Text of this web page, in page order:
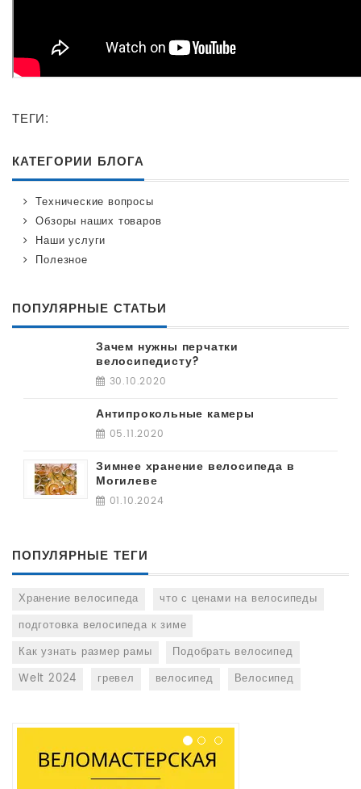
ТЕГИ:
КАТЕГОРИИ БЛОГА
Технические вопросы
Обзоры наших товаров
Наши услуги
Полезное
ПОПУЛЯРНЫЕ СТАТЬИ
Зачем нужны перчатки
велосипедисту?
30.10.2020
Антипрокольные камеры
05.11.2020
Зимнее хранение велосипеда в
Могилеве
01.10.2024
ПОПУЛЯРНЫЕ ТЕГИ
Хранение велосипеда
что с ценами на велосипеды
подготовка велосипеда к зиме
Как узнать размер рамы
Подобрать велосипед
Welt 2024
гревел велосипед Велосипед